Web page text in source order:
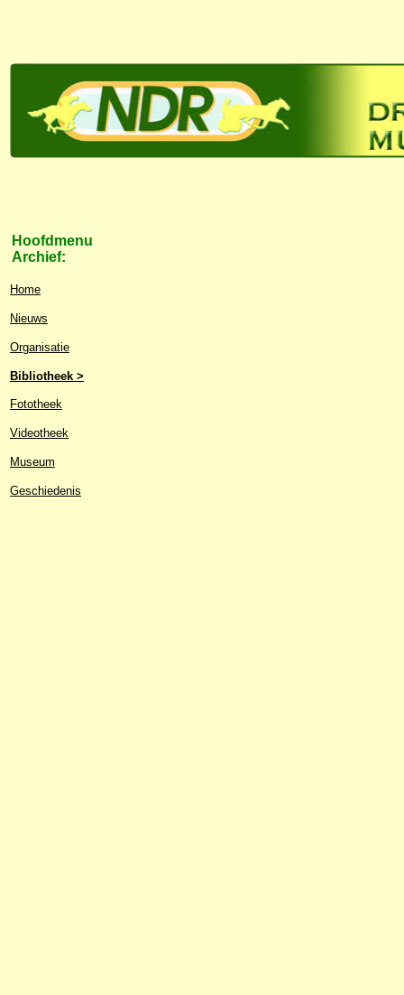
Hoofdmenu
Archief:
Home
Nieuws
Organisatie
Bibliotheek >
Fototheek
Videotheek
Museum
Geschiedenis